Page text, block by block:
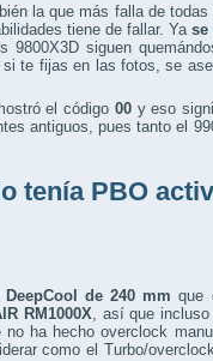
la que más falla de todas
tiene de fallar. Ya se
siguen
te fijas en las fotos, se
el código 00y eso
antiguos, pues tanto el
tenía PBO
de 240 mm que
RM1000X, así que
ha hecho overclock
como el Turbo/